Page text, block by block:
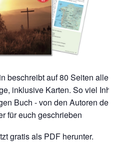
inklusive Karten. So viel Inhalt
Buch - von den Autoren der
für euch geschrieben
gratis als PDF herunter.